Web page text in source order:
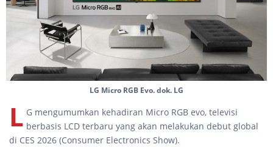
LG Micro RGB Evo. dok. LG
L G mengumumkan kehadiran Micro RGB evo, televisi
berbasis LCD terbaru yang akan melakukan debut global
di CES 2026 (Consumer Electronics Show).